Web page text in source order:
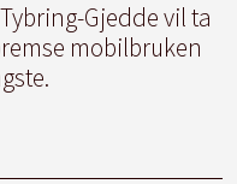
Gjedde vil ta
mobilbruken